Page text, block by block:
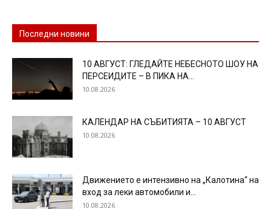
Последни новини
10 АВГУСТ: ГЛЕДАЙТЕ НЕБЕСНОТО ШОУ НА
ПЕРСЕИДИТЕ – В ПИКА НА...
10.08.2026
КАЛЕНДАР НА СЪБИТИЯТА – 10 АВГУСТ
10.08.2026
Движението е интензивно на „Калотина“ на
вход за леки автомобили и...
10.08.2026